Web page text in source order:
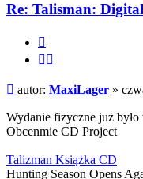
Re: Talisman:
Post
autor: MaxiLager »
Wydanie fizyczne już
Obcenmie CD Project
Talizman Książka CD
Hunting Season Opens